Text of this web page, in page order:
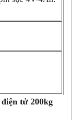
tử 200kg